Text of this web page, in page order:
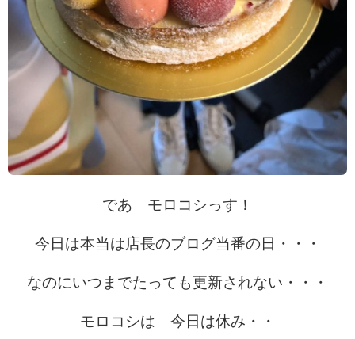
であ モロコシっす！
今日は本当は店長のブログ当番の日・・・
なのにいつまでたっても更新されない・・・
モロコシは 今日は休み・・